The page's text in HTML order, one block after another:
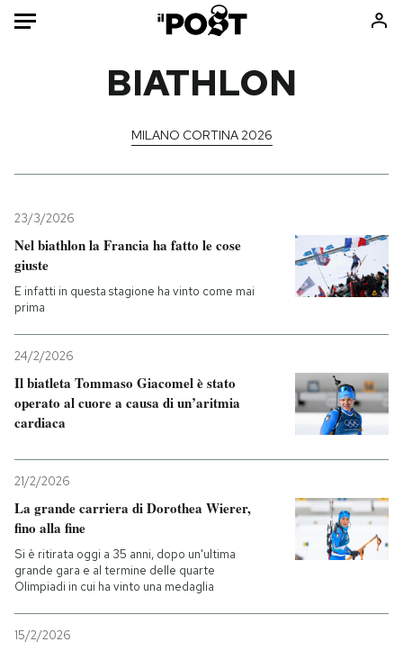
Mondo
Internet
Economia
Sport
Moda
Libri
Ok Boomer!
Altrecose
I MIEI PREFERITI
SHOP
BIATHLON
MILANO CORTINA 2026
23/3/2026
Nel biathlon la Francia ha fatto le cose
giuste
E infatti in questa stagione ha vinto come mai
prima
24/2/2026
Il biatleta Tommaso Giacomel è stato
operato al cuore a causa di un’aritmia
cardiaca
21/2/2026
La grande carriera di Dorothea Wierer,
fino alla fine
Si è ritirata oggi a 35 anni, dopo un'ultima
grande gara e al termine delle quarte
Olimpiadi in cui ha vinto una medaglia
15/2/2026